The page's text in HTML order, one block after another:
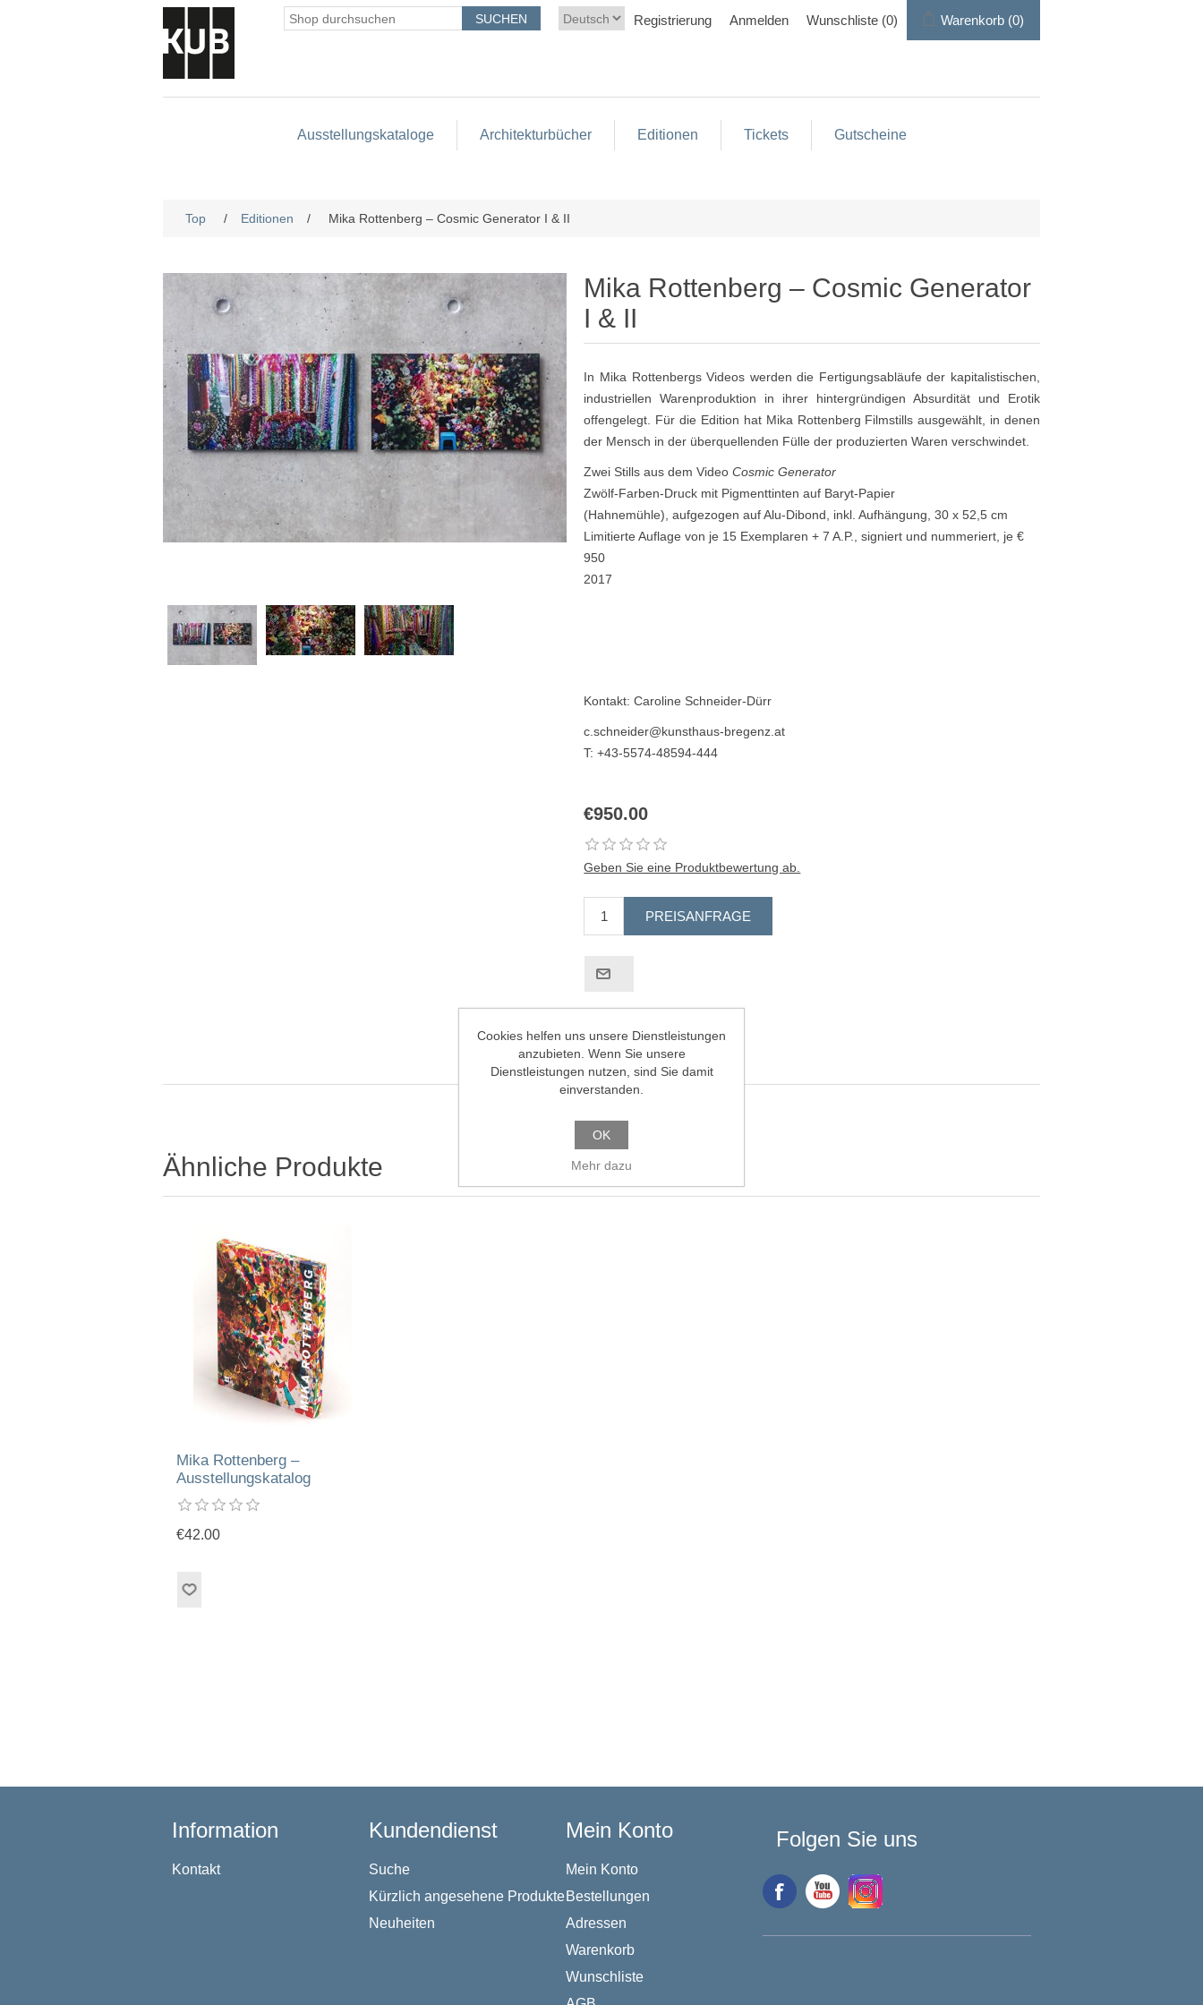
Registrierung Anmelden Wunschliste (0) Warenkorb (0)
Ausstellungskataloge Architekturbücher Editionen Tickets Gutscheine
Top / Editionen / Mika Rottenberg – Cosmic Generator I & II
Mika Rottenberg – Cosmic Generator
I & II
In Mika Rottenbergs Videos werden die Fertigungsabläufe der kapitalistischen,
industriellen Warenproduktion in ihrer hintergründigen Absurdität und Erotik
offengelegt. Für die Edition hat Mika Rottenberg Filmstills ausgewählt, in denen
der Mensch in der überquellenden Fülle der produzierten Waren verschwindet.
Zwei Stills aus dem VideoCosmic Generator
Zwölf-Farben-Druck mit Pigmenttinten auf Baryt-Papier
(Hahnemühle), aufgezogen auf Alu-Dibond, inkl. Aufhängung, 30 x 52,5 cm
Limitierte Auflage von je 15 Exemplaren + 7 A.P., signiert und nummeriert, je €
950
2017
Kontakt: Caroline Schneider-Dürr
c.schneider@kunsthaus-bregenz.at
T: +43-5574-48594-444
€950.00
Geben Sie eine Produktbewertung ab.
Ähnliche Produkte
Mika Rottenberg –
Ausstellungskatalog
€42.00
Information
Kontakt
Kundendienst
Suche
Kürzlich angesehene Produkte
Neuheiten
Mein Konto
Mein Konto
Bestellungen
Adressen
Warenkorb
Wunschliste
Folgen Sie uns
Cookies helfen uns unsere Dienstleistungen
anzubieten. Wenn Sie unsere
Dienstleistungen nutzen, sind Sie damit
einverstanden.
OK
Mehr dazu